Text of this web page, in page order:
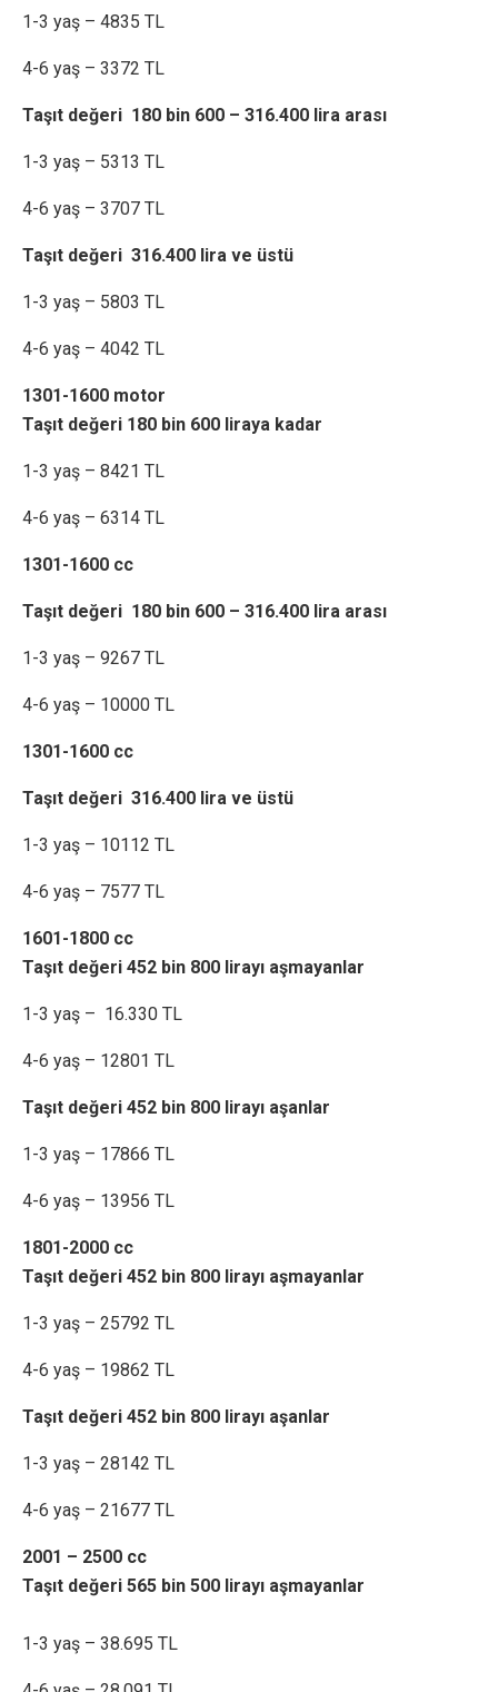
1-3 yaş – 4835 TL
4-6 yaş – 3372 TL
Taşıt değeri 180 bin 600 – 316.400 lira arası
1-3 yaş – 5313 TL
4-6 yaş – 3707 TL
Taşıt değeri 316.400 lira ve üstü
1-3 yaş – 5803 TL
4-6 yaş – 4042 TL
1301-1600 motor
Taşıt değeri 180 bin 600 liraya kadar
1-3 yaş – 8421 TL
4-6 yaş – 6314 TL
1301-1600 cc
Taşıt değeri 180 bin 600 – 316.400 lira arası
1-3 yaş – 9267 TL
4-6 yaş – 10000 TL
1301-1600 cc
Taşıt değeri 316.400 lira ve üstü
1-3 yaş – 10112 TL
4-6 yaş – 7577 TL
1601-1800 cc
Taşıt değeri 452 bin 800 lirayı aşmayanlar
1-3 yaş – 16.330 TL
4-6 yaş – 12801 TL
Taşıt değeri 452 bin 800 lirayı aşanlar
1-3 yaş – 17866 TL
4-6 yaş – 13956 TL
1801-2000 cc
Taşıt değeri 452 bin 800 lirayı aşmayanlar
1-3 yaş – 25792 TL
4-6 yaş – 19862 TL
Taşıt değeri 452 bin 800 lirayı aşanlar
1-3 yaş – 28142 TL
4-6 yaş – 21677 TL
2001 – 2500 cc
Taşıt değeri 565 bin 500 lirayı aşmayanlar
1-3 yaş – 38.695 TL